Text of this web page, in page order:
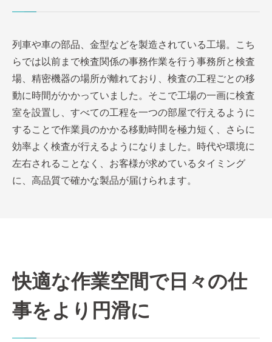
列⾞や⾞の部品、⾦型などを製造されている⼯場。こち
らでは以前まで検査関係の事務作業を⾏う事務所と検査
場、精密機器の場所が離れており、検査の⼯程ごとの移
動に時間がかかっていました。そこで⼯場の⼀画に検査
室を設置し、すべての⼯程を⼀つの部屋で⾏えるように
することで作業員のかかる移動時間を極⼒短く、さらに
効率よく検査が⾏えるようになりました。時代や環境に
左右されることなく、お客様が求めているタイミング
に、⾼品質で確かな製品が届けられます。
快適な作業空間で⽇々の仕
事をより円滑に